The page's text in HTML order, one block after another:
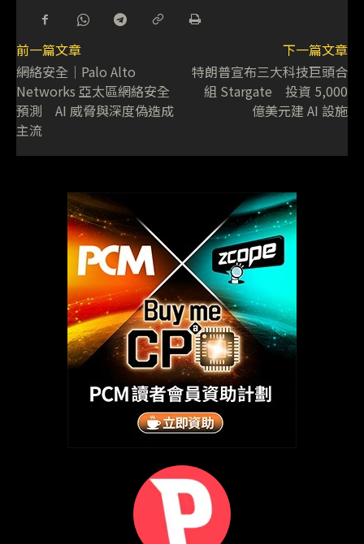
前一篇文章
網絡安全│Palo Alto
Networks 亞太區網絡安全
預測 AI 威脅與深度偽造成
主流
下一篇文章
特朗普宣布三大科技巨頭合
組 Stargate 投資 5,000
億美元建 AI 設施